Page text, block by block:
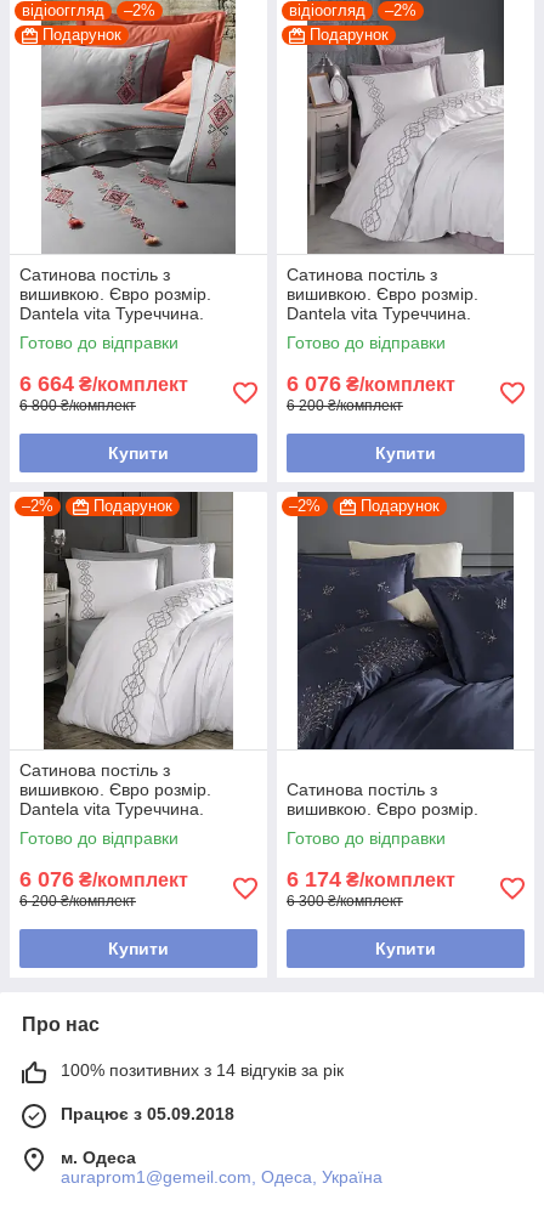
відіооггляд
–2%
Подарунок
Сатинова постіль з
вишивкою. Євро розмір.
Dantela vita Туреччина.
Готово до відправки
6 664 ₴/комплект
6 800 ₴/комплект
Купити
відіоогляд
–2%
Подарунок
Сатинова постіль з
вишивкою. Євро розмір.
Dantela vita Туреччина.
Готово до відправки
6 076 ₴/комплект
6 200 ₴/комплект
Купити
–2% Подарунок
Сатинова постіль з
вишивкою. Євро розмір.
Dantela vita Туреччина.
Готово до відправки
6 076 ₴/комплект
6 200 ₴/комплект
Купити
–2% Подарунок
Сатинова постіль з
вишивкою. Євро розмір.
Готово до відправки
6 174 ₴/комплект
6 300 ₴/комплект
Купити
Про нас
100% позитивних з 14 відгуків за рік
Працює з 05.09.2018
м. Одеса
auraprom1@gemeil.com, Одеса, Україна